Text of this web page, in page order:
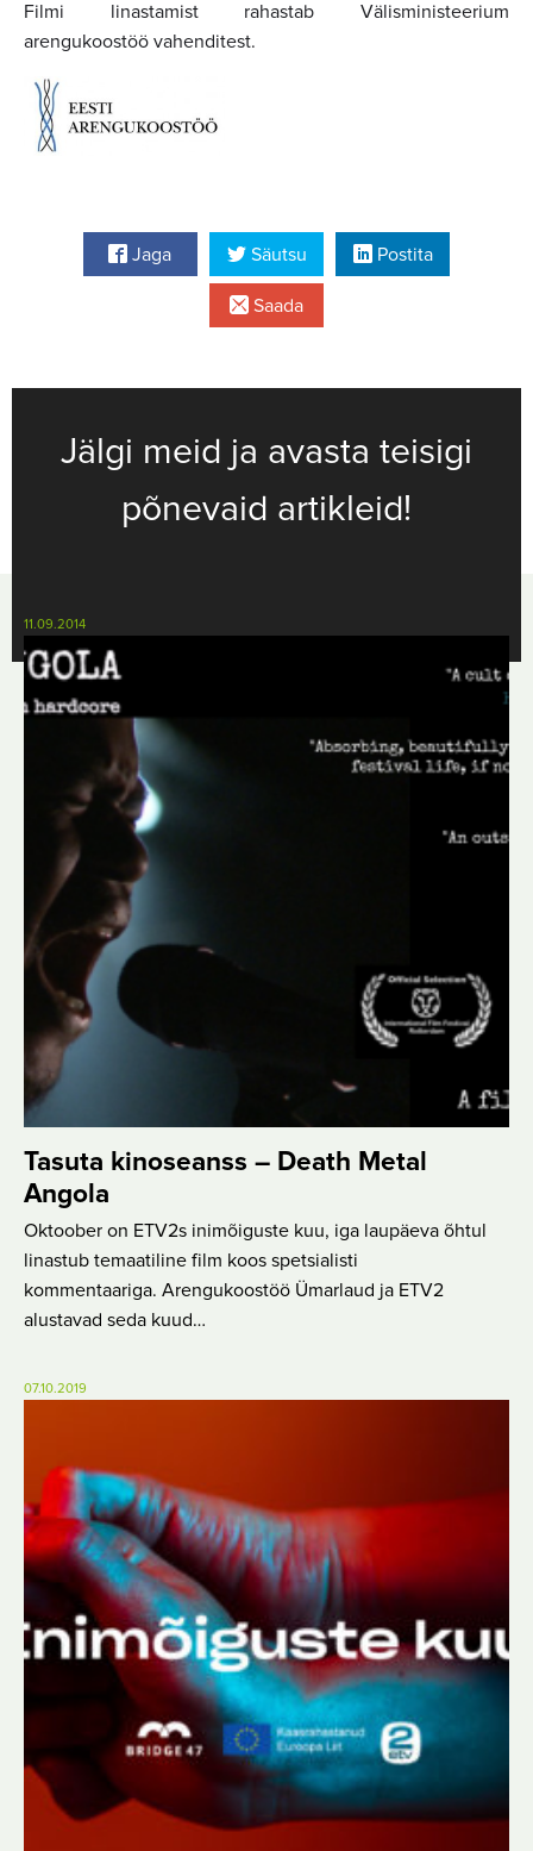
Filmi linastamist rahastab Välisministeerium
arengukoostöö vahenditest.
Jaga Säutsu Postita
Saada
Jälgi meid ja avasta teisigi
põnevaid artikleid!
11.09.2014
Tasuta kinoseanss – Death Metal
Angola
Oktoober on ETV2s inimõiguste kuu, iga laupäeva õhtul
linastub temaatiline film koos spetsialisti
kommentaariga. Arengukoostöö Ümarlaud ja ETV2
alustavad seda kuud…
07.10.2019